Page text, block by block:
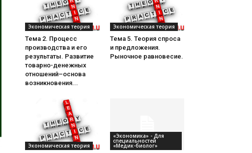
Экономическая теория
Тема 2. Процесс
производства и его
результаты. Развитие
товарно-денежных
отношений–основа
возникновения...
Экономическая теория
Тема 5. Теория спроса
и предложения.
Рыночное равновесие.
Экономическая теория
«Экономика» - Для
специальностей
«Медик-биолог»